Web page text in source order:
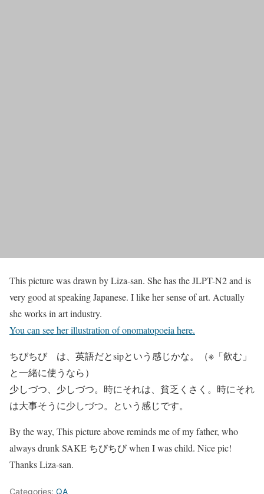
This picture was drawn by Liza-san. She has the JLPT-N2 and is
very good at speaking Japanese. I like her sense of art. Actually
she works in art industry.
You can see her illustration of onomatopoeia here.
ちびちび は、英語だとsipという感じかな。（※「飲む」
と一緒に使うなら）
少しづつ、少しづつ。時にそれは、貧乏くさく。時にそれ
は大事そうに少しづつ。という感じです。
By the way, This picture above reminds me of my father, who
always drunk SAKE ちびちび when I was child. Nice pic!
Thanks Liza-san.
Categories: QA